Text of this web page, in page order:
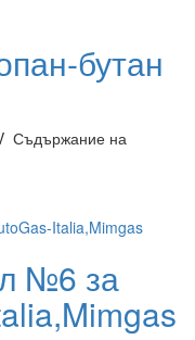
бутан
Съдържание на
№6 за